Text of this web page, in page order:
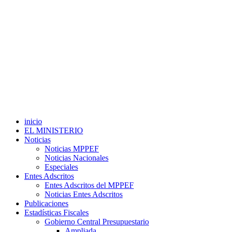
inicio
EL MINISTERIO
Noticias
Noticias MPPEF
Noticias Nacionales
Especiales
Entes Adscritos
Entes Adscritos del MPPEF
Noticias Entes Adscritos
Publicaciones
Estadísticas Fiscales
Gobierno Central Presupuestario